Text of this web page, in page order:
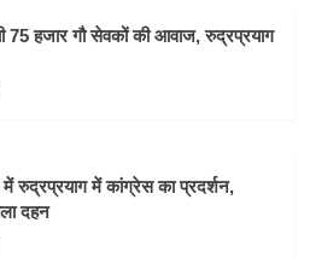
75 हजार गौ सेवकों की आवाज, रुद्रप्रयाग
में रुद्रप्रयाग में कांग्रेस का प्रदर्शन,
दहन